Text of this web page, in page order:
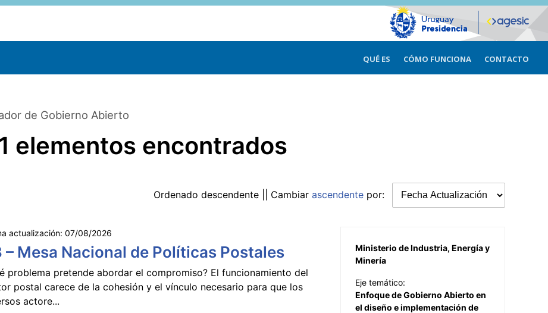
QUÉ ES CÓMO FUNCIONA CONTACTO
de Gobierno Abierto
elementos encontrados
Ordenado descendente || Cambiar ascendente por:
actualización: 07/08/2026
– Mesa Nacional de Políticas Postales
problema pretende abordar el compromiso? El funcionamiento del
postal carece de la cohesión y el vínculo necesario para que los
actore...
Ministerio de Industria, Energía y
Minería
Eje temático:
Enfoque de Gobierno Abierto en
el diseño e implementación de